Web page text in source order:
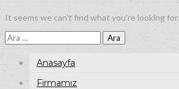
It seems we can’t find what you’re looking
Arama:
Anasayfa
Firmamız